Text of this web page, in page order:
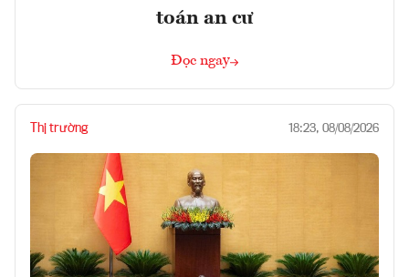
toán an cư
Đọc ngay
Thị trường 18:23, 08/08/2026